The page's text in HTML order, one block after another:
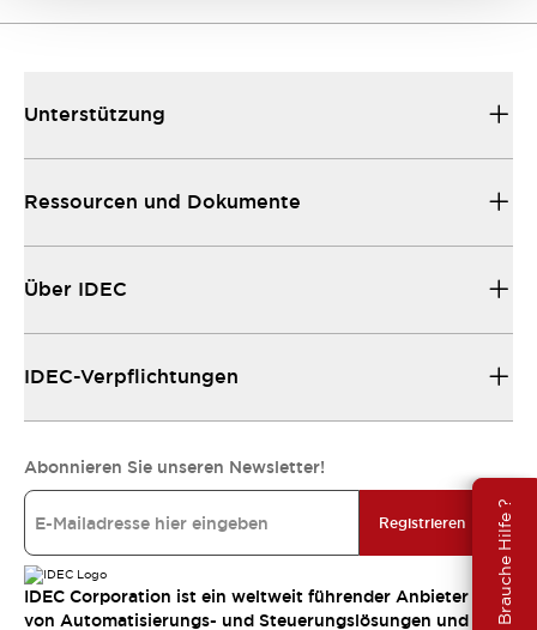
Brauche Hilfe ?
Unterstützung
Ressourcen und Dokumente
Über IDEC
IDEC-Verpflichtungen
Abonnieren Sie unseren Newsletter!
Registrieren
IDEC Corporation ist ein weltweit führender Anbieter
von Automatisierungs- und Steuerungslösungen und